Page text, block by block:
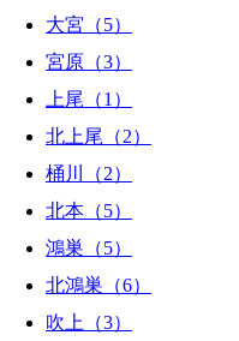
大宮（5）
宮原（3）
上尾（1）
北上尾（2）
桶川（2）
北本（5）
鴻巣（5）
北鴻巣（6）
吹上（3）